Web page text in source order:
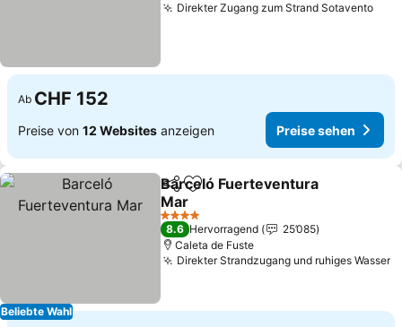
Direkter Zugang zum Strand Sotavento
Ab CHF 152
Preise von 12 Websites anzeigen Preise sehen
Beliebte Wahl
TeilenZu Favoriten hinzufügen
Barceló Fuerteventura
Mar
Preise sehen
4 Sterne
8.6 Hervorragend
25’085
Caleta de Fuste
Direkter Strandzugang und ruhiges Wasser